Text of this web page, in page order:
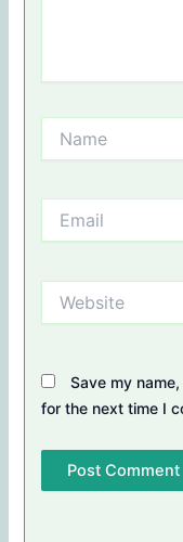
Save my
for the next time I